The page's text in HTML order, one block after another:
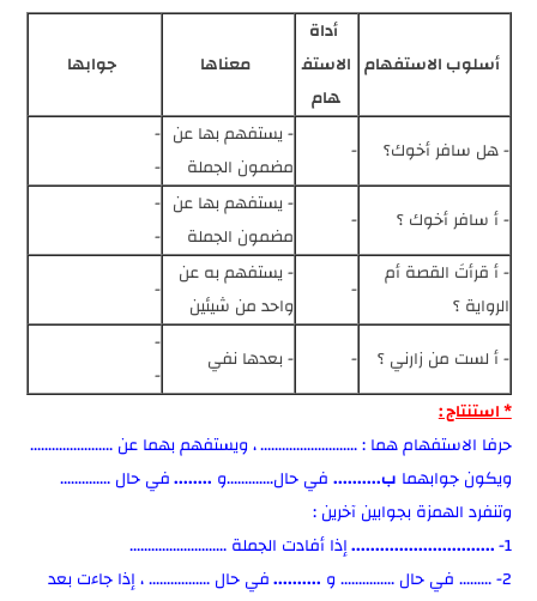
أسلوب الاستفهام
أداة
الاستف
هام
معناها جوابها
- هل سافر أخوك؟ -
- يستفهم بها عن
مضمون الجملة
-
-
- أ سافر أخوك ؟
-
- يستفهم بها عن
مضمون الجملة
-
-
- أ قرأتَ القصة أم
الرواية ؟
-
- يستفهم به عن
واحد من شيئين
-
- أ لست من زارني ؟ - - بعدها نفي
-
-
* استنتاج :
حرفا الاستفهام هما : ...........................، ويستفهم بهما عن .......................
ويكون جوابهما ب..........في حال.............و ........في حال ..............
وتنفرد الهمزة بجوابين آخرين :
1-
..............................إذا أفادت الجملة ...........................
2- ......... في حال ............... و
..........في حال ................. ، إذا جاءت بعد